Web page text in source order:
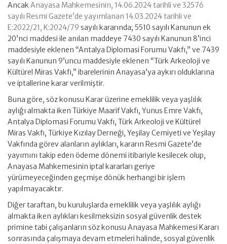
Ancak Anayasa Mahkemesinin, 14.06.2024 tarihli ve 32576
sayılı Resmi Gazete’de yayımlanan 14.03.2024 tarihli ve
E:2022/21, K:2024/79 sayılı kararında; 5510 sayılı Kanunun ek
20’nci maddesi ile anılan maddeye 7430 sayılı Kanunun 8’inci
maddesiyle eklenen “Antalya Diplomasi Forumu Vakfı,” ve 7439
sayılı Kanunun 9’uncu maddesiyle eklenen “Türk Arkeoloji ve
Kültürel Miras Vakfı,” ibarelerinin Anayasa’ya aykırı olduklarına
ve iptallerine karar verilmiştir.
Buna göre, söz konusu Karar üzerine emeklilik veya yaşlılık
aylığı almakta iken Türkiye Maarif Vakfı, Yunus Emre Vakfı,
Antalya Diplomasi Forumu Vakfı, Türk Arkeoloji ve Kültürel
Miras Vakfı, Türkiye Kızılay Derneği, Yeşilay Cemiyeti ve Yeşilay
Vakfında görev alanların aylıkları, kararın Resmi Gazete’de
yayımını takip eden ödeme dönemi itibariyle kesilecek olup,
Anayasa Mahkemesinin iptal kararları geriye
yürümeyeceğinden geçmişe dönük herhangi bir işlem
yapılmayacaktır.
Diğer taraftan, bu kuruluşlarda emeklilik veya yaşlılık aylığı
almakta iken aylıkları kesilmeksizin sosyal güvenlik destek
primine tabi çalışanların söz konusu Anayasa Mahkemesi Kararı
sonrasında çalışmaya devam etmeleri halinde, sosyal güvenlik